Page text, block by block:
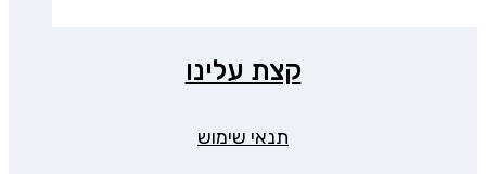
קצת עלינו
תנאי שימוש